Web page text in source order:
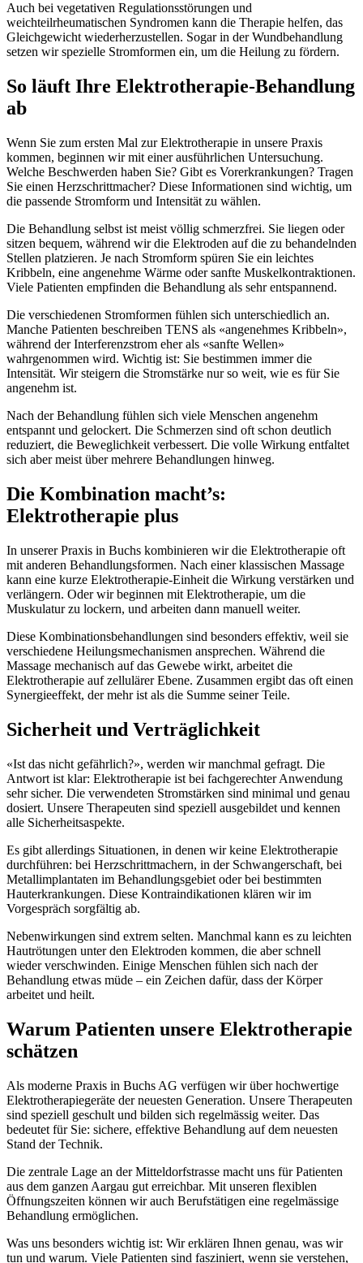
Auch bei vegetativen Regulationsstörungen und
weichteilrheumatischen Syndromen kann die Therapie helfen, das
Gleichgewicht wiederherzustellen. Sogar in der Wundbehandlung
setzen wir spezielle Stromformen ein, um die Heilung zu fördern.
So läuft Ihre Elektrotherapie-Behandlung
ab
Wenn Sie zum ersten Mal zur Elektrotherapie in unsere Praxis
kommen, beginnen wir mit einer ausführlichen Untersuchung.
Welche Beschwerden haben Sie? Gibt es Vorerkrankungen? Tragen
Sie einen Herzschrittmacher? Diese Informationen sind wichtig, um
die passende Stromform und Intensität zu wählen.
Die Behandlung selbst ist meist völlig schmerzfrei. Sie liegen oder
sitzen bequem, während wir die Elektroden auf die zu behandelnden
Stellen platzieren. Je nach Stromform spüren Sie ein leichtes
Kribbeln, eine angenehme Wärme oder sanfte Muskelkontraktionen.
Viele Patienten empfinden die Behandlung als sehr entspannend.
Die verschiedenen Stromformen fühlen sich unterschiedlich an.
Manche Patienten beschreiben TENS als «angenehmes Kribbeln»,
während der Interferenzstrom eher als «sanfte Wellen»
wahrgenommen wird. Wichtig ist: Sie bestimmen immer die
Intensität. Wir steigern die Stromstärke nur so weit, wie es für Sie
angenehm ist.
Nach der Behandlung fühlen sich viele Menschen angenehm
entspannt und gelockert. Die Schmerzen sind oft schon deutlich
reduziert, die Beweglichkeit verbessert. Die volle Wirkung entfaltet
sich aber meist über mehrere Behandlungen hinweg.
Die Kombination macht’s:
Elektrotherapie plus
In unserer Praxis in Buchs kombinieren wir die Elektrotherapie oft
mit anderen Behandlungsformen. Nach einer klassischen Massage
kann eine kurze Elektrotherapie-Einheit die Wirkung verstärken und
verlängern. Oder wir beginnen mit Elektrotherapie, um die
Muskulatur zu lockern, und arbeiten dann manuell weiter.
Diese Kombinationsbehandlungen sind besonders effektiv, weil sie
verschiedene Heilungsmechanismen ansprechen. Während die
Massage mechanisch auf das Gewebe wirkt, arbeitet die
Elektrotherapie auf zellulärer Ebene. Zusammen ergibt das oft einen
Synergieeffekt, der mehr ist als die Summe seiner Teile.
Sicherheit und Verträglichkeit
«Ist das nicht gefährlich?», werden wir manchmal gefragt. Die
Antwort ist klar: Elektrotherapie ist bei fachgerechter Anwendung
sehr sicher. Die verwendeten Stromstärken sind minimal und genau
dosiert. Unsere Therapeuten sind speziell ausgebildet und kennen
alle Sicherheitsaspekte.
Es gibt allerdings Situationen, in denen wir keine Elektrotherapie
durchführen: bei Herzschrittmachern, in der Schwangerschaft, bei
Metallimplantaten im Behandlungsgebiet oder bei bestimmten
Hauterkrankungen. Diese Kontraindikationen klären wir im
Vorgespräch sorgfältig ab.
Nebenwirkungen sind extrem selten. Manchmal kann es zu leichten
Hautrötungen unter den Elektroden kommen, die aber schnell
wieder verschwinden. Einige Menschen fühlen sich nach der
Behandlung etwas müde – ein Zeichen dafür, dass der Körper
arbeitet und heilt.
Warum Patienten unsere Elektrotherapie
schätzen
Als moderne Praxis in Buchs AG verfügen wir über hochwertige
Elektrotherapiegeräte der neuesten Generation. Unsere Therapeuten
sind speziell geschult und bilden sich regelmässig weiter. Das
bedeutet für Sie: sichere, effektive Behandlung auf dem neuesten
Stand der Technik.
Die zentrale Lage an der Mitteldorfstrasse macht uns für Patienten
aus dem ganzen Aargau gut erreichbar. Mit unseren flexiblen
Öffnungszeiten können wir auch Berufstätigen eine regelmässige
Behandlung ermöglichen.
Was uns besonders wichtig ist: Wir erklären Ihnen genau, was wir
tun und warum. Viele Patienten sind fasziniert, wenn sie verstehen,